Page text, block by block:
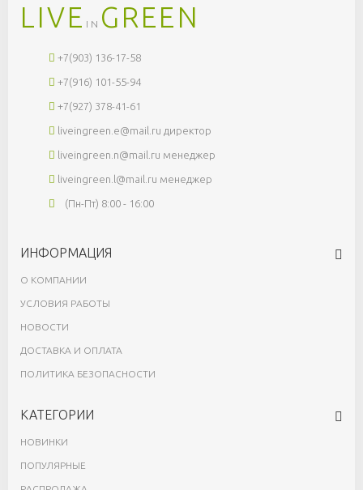
LIVE IN GREEN
+7(903) 136-17-58
+7(916) 101-55-94
+7(927) 378-41-61
liveingreen.e@mail.ru директор
liveingreen.n@mail.ru менеджер
liveingreen.l@mail.ru менеджер
(Пн-Пт) 8:00 - 16:00
ИНФОРМАЦИЯ
О КОМПАНИИ
УСЛОВИЯ РАБОТЫ
НОВОСТИ
ДОСТАВКА И ОПЛАТА
ПОЛИТИКА БЕЗОПАСНОСТИ
КАТЕГОРИИ
НОВИНКИ
ПОПУЛЯРНЫЕ